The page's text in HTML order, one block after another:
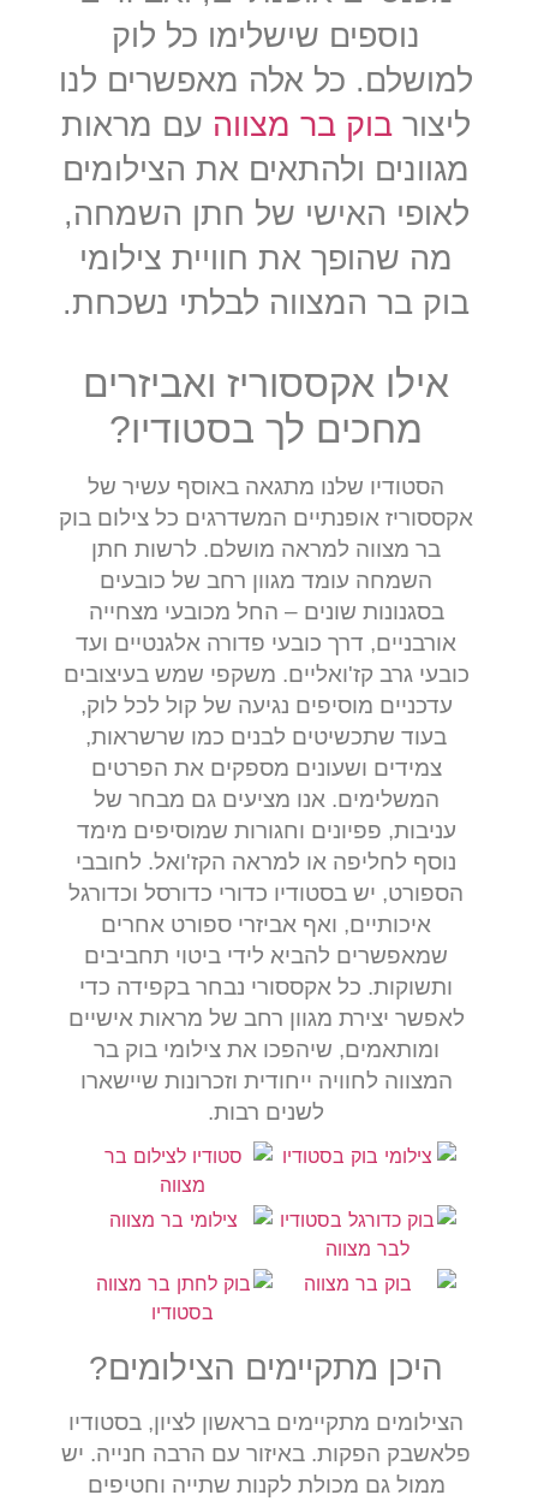
נוספים שישלימו כל לוק
למושלם. כל אלה מאפשרים לנו
ליצור בוק בר מצווה עם מראות
מגוונים ולהתאים את הצילומים
לאופי האישי של חתן השמחה,
מה שהופך את חוויית צילומי
בוק בר המצווה לבלתי נשכחת.
אילו אקססוריז ואביזרים
מחכים לך בסטודיו?
הסטודיו שלנו מתגאה באוסף עשיר של
אקססוריז אופנתיים המשדרגים כל צילום בוק
בר מצווה למראה מושלם. לרשות חתן
השמחה עומד מגוון רחב של כובעים
בסגנונות שונים – החל מכובעי מצחייה
אורבניים, דרך כובעי פדורה אלגנטיים ועד
כובעי גרב קז'ואליים. משקפי שמש בעיצובים
עדכניים מוסיפים נגיעה של קול לכל לוק,
בעוד שתכשיטים לבנים כמו שרשראות,
צמידים ושעונים מספקים את הפרטים
המשלימים. אנו מציעים גם מבחר של
עניבות, פפיונים וחגורות שמוסיפים מימד
נוסף לחליפה או למראה הקז'ואל. לחובבי
הספורט, יש בסטודיו כדורי כדורסל וכדורגל
איכותיים, ואף אביזרי ספורט אחרים
שמאפשרים להביא לידי ביטוי תחביבים
ותשוקות. כל אקססורי נבחר בקפידה כדי
לאפשר יצירת מגוון רחב של מראות אישיים
ומותאמים, שיהפכו את צילומי בוק בר
המצווה לחוויה ייחודית וזכרונות שיישארו
לשנים רבות.
היכן מתקיימים הצילומים?
הצילומים מתקיימים בראשון לציון, בסטודיו
פלאשבק הפקות. באיזור עם הרבה חנייה. יש
ממול גם מכולת לקנות שתייה וחטיפים